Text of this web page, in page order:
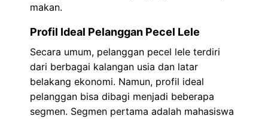
makan.
Profil Ideal Pelanggan Pecel Lele
Secara umum, pelanggan pecel lele terdiri
dari berbagai kalangan usia dan latar
belakang ekonomi. Namun, profil ideal
pelanggan bisa dibagi menjadi beberapa
segmen. Segmen pertama adalah mahasiswa